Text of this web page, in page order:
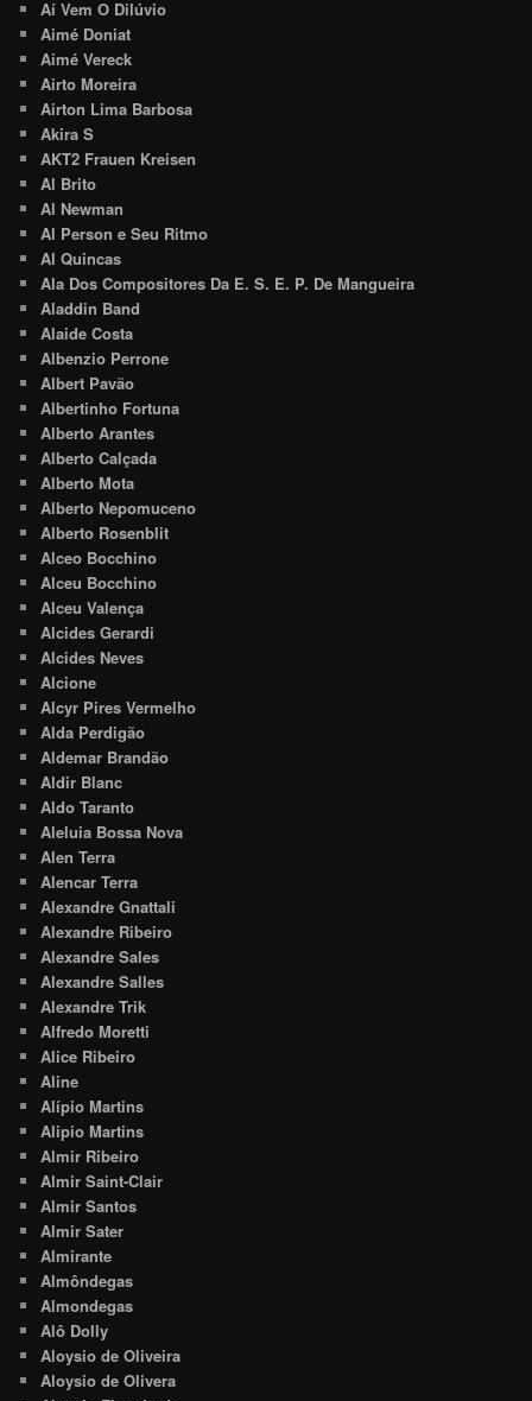
Aí Vem O Dilúvio
Aimé Doniat
Aimé Vereck
Airto Moreira
Airton Lima Barbosa
Akira S
AKT2 Frauen Kreisen
Al Brito
Al Newman
Al Person e Seu Ritmo
Al Quincas
Ala Dos Compositores Da E. S. E. P. De Mangueira
Aladdin Band
Alaide Costa
Albenzio Perrone
Albert Pavão
Albertinho Fortuna
Alberto Arantes
Alberto Calçada
Alberto Mota
Alberto Nepomuceno
Alberto Rosenblit
Alceo Bocchino
Alceu Bocchino
Alceu Valença
Alcides Gerardi
Alcides Neves
Alcione
Alcyr Pires Vermelho
Alda Perdigão
Aldemar Brandão
Aldir Blanc
Aldo Taranto
Aleluia Bossa Nova
Alen Terra
Alencar Terra
Alexandre Gnattali
Alexandre Ribeiro
Alexandre Sales
Alexandre Salles
Alexandre Trik
Alfredo Moretti
Alice Ribeiro
Aline
Alípio Martins
Alipio Martins
Almir Ribeiro
Almir Saint-Clair
Almir Santos
Almir Sater
Almirante
Almôndegas
Almondegas
Alô Dolly
Aloysio de Oliveira
Aloysio de Olivera